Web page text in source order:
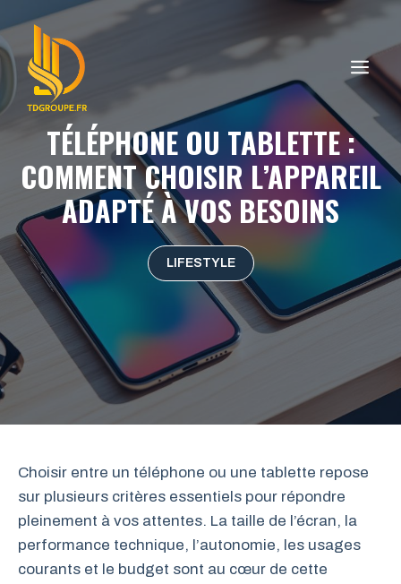
au
contenu
TÉLÉPHONE OU TABLETTE :
COMMENT CHOISIR L’APPAREIL
ADAPTÉ À VOS BESOINS
LIFESTYLE
Choisir entre un téléphone ou une tablette repose
sur plusieurs critères essentiels pour répondre
pleinement à vos attentes. La taille de l’écran, la
performance technique, l’autonomie, les usages
courants et le budget sont au cœur de cette